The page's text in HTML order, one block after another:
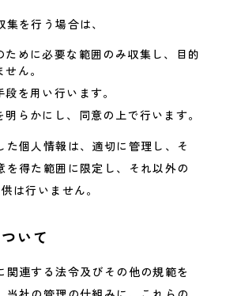
を行う場合は、
ために必要な範囲のみ収集し、目的
ん。
を用い行います。
らかにし、同意の上で行います。
た個人情報は、適切に管理し、そ
を得た範囲に限定し、それ以外の
は行いません。
いて
関連する法令及びその他の規範を